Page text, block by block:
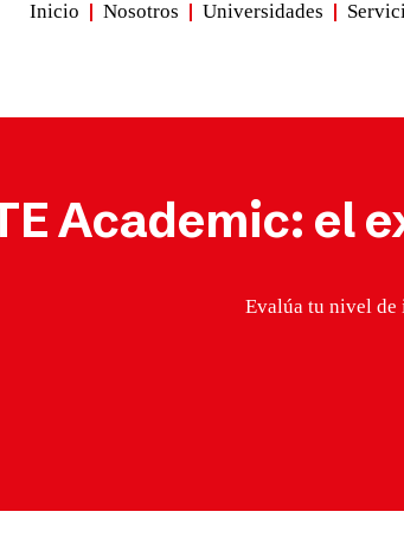
Inicio Nosotros Universidades
Academic: el
Evalúa tu nivel de